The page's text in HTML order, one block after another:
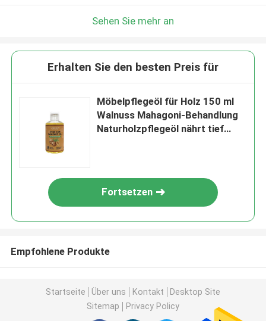
Sehen Sie mehr an
Erhalten Sie den besten Preis für
Möbelpflegeöl für Holz 150 ml
Walnuss Mahagoni-Behandlung
Naturholzpflegeöl nährt tief
Fortsetzen
Empfohlene Produkte
Startseite Über uns Kontakt
Desktop Site
Sitemap
Privacy Policy